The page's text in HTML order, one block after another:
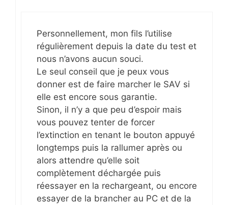
Personnellement, mon fils l’utilise
régulièrement depuis la date du test et
nous n’avons aucun souci.
Le seul conseil que je peux vous
donner est de faire marcher le SAV si
elle est encore sous garantie.
Sinon, il n’y a que peu d’espoir mais
vous pouvez tenter de forcer
l’extinction en tenant le bouton appuyé
longtemps puis la rallumer après ou
alors attendre qu’elle soit
complètement déchargée puis
réessayer en la rechargeant, ou encore
essayer de la brancher au PC et de la